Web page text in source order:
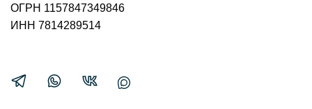
ОГРН 1157847349846
ИНН 7814289514